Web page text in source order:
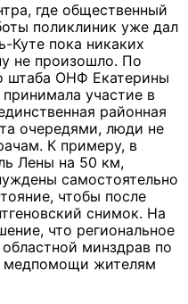
где общественный
поликлиник уже дал
Куте пока никаких
не произошло. По
штаба ОНФ Екатерины
участие в
районная
очередями, люди не
К примеру, в
Лены на 50 км,
самостоятельно
чтобы после
снимок. На
что региональное
минздрав по
медпомощи жителям